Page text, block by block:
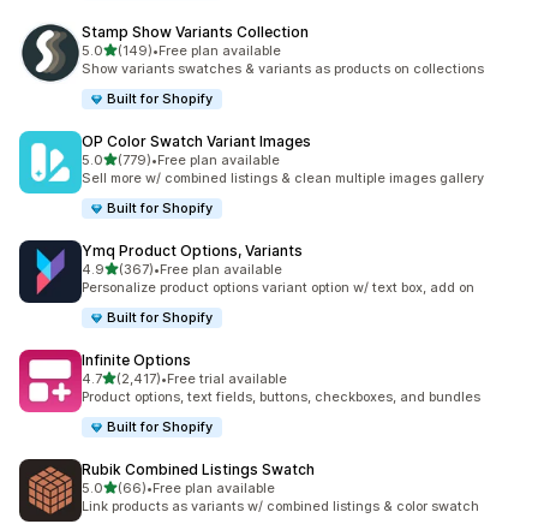
Stamp Show Variants Collection
5.0เต็ม 5 ดาว
(149)
ทั้งหมด 149 รีวิว
•Free plan available
Show variants swatches & variants as products on collections
Built for Shopify
OP Color Swatch Variant Images
5.0เต็ม 5 ดาว
(779)
ทั้งหมด 779 รีวิว
•Free plan available
Sell more w/ combined listings & clean multiple images gallery
Built for Shopify
Ymq Product Options, Variants
4.9เต็ม 5 ดาว
(367)
ทั้งหมด 367 รีวิว
•Free plan available
Personalize product options variant option w/ text box, add on
Built for Shopify
Infinite Options
4.7เต็ม 5 ดาว
(2,417)
ทั้งหมด 2417 รีวิว
•Free trial available
Product options, text fields, buttons, checkboxes, and bundles
Built for Shopify
Rubik Combined Listings Swatch
5.0เต็ม 5 ดาว
(66)
ทั้งหมด 66 รีวิว
•Free plan available
Link products as variants w/ combined listings & color swatch